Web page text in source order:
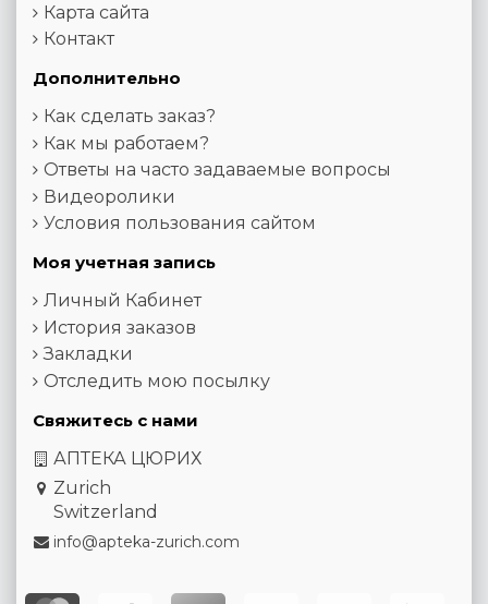
Карта сайта
Контакт
Дополнительно
Как сделать заказ?
Как мы работаем?
Ответы на часто задаваемые вопросы
Видеоролики
Условия пользования сайтом
Моя учетная запись
Личный Кабинет
История заказов
Закладки
Отследить мою посылку
Свяжитесь с нами
АПТЕКА ЦЮРИХ
Zurich
Switzerland
info@apteka-zurich.com